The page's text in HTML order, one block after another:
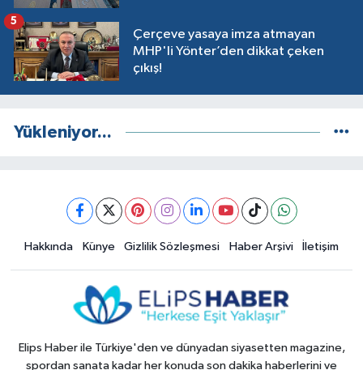
Çerçeve yasaya imza atmayan
MHP'li Yönter’den dikkat çeken
çıkış!
5
Yükleniyor...
Hakkında Künye Gizlilik Sözleşmesi Haber Arşivi İletişim
Elips Haber ile Türkiye'den ve dünyadan siyasetten magazine,
spordan sanata kadar her konuda son dakika haberlerini ve